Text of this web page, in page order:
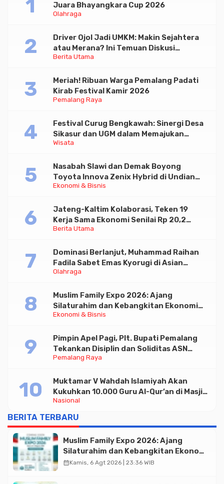
Olahraga
Juara Bhayangkara Cup 2026
Berita Utama
Driver Ojol Jadi UMKM: Makin Sejahtera
atau Merana? Ini Temuan Diskusi
Paramadina
Pemalang Raya
Meriah! Ribuan Warga Pemalang Padati
Kirab Festival Kamir 2026
Wisata
Festival Curug Bengkawah: Sinergi Desa
Sikasur dan UGM dalam Memajukan
Wisata serta UMKM Lokal
Ekonomi & Bisnis
Nasabah Slawi dan Demak Boyong
Toyota Innova Zenix Hybrid di Undian
Tabungan Bima Bank Jateng
Berita Utama
Jateng-Kaltim Kolaborasi, Teken 19
Kerja Sama Ekonomi Senilai Rp 20,2
Triliun
Olahraga
Dominasi Berlanjut, Muhammad Raihan
Fadila Sabet Emas Kyorugi di Asian
Taekwondo Indonesia Open 2026
Ekonomi & Bisnis
Muslim Family Expo 2026: Ajang
Silaturahim dan Kebangkitan Ekonomi
Halal di Jakarta
Pemalang Raya
Pimpin Apel Pagi, Plt. Bupati Pemalang
Tekankan Disiplin dan Soliditas ASN
untuk Pelayanan Publik
Nasional
Muktamar V Wahdah Islamiyah Akan
Kukuhkan 10.000 Guru Al-Qur’an di Masjid
Istiqlal
BERITA TERBARU
Muslim Family Expo 2026: Ajang
Silaturahim dan Kebangkitan Ekonomi
Halal di Jakarta
calendar_monthKamis, 6 Agt 2026 | 23:36 WIB